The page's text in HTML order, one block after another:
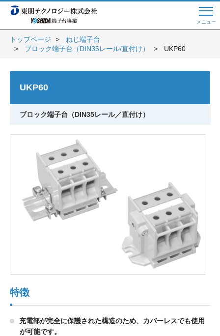
メニュー
Web商談 ご希望の方はこちら
トップページへ
よくある質問
会員登録
品質への取り組み 環境方針について
トップページ
ねじ端子台
ブロック端子台（DIN35レール/直付け）
UKP60
UKP60
ブロック端子台（DIN35レール／直付け）
特徴
充電部が完全に保護された構造のため、カバーレスでも使用
が可能です。